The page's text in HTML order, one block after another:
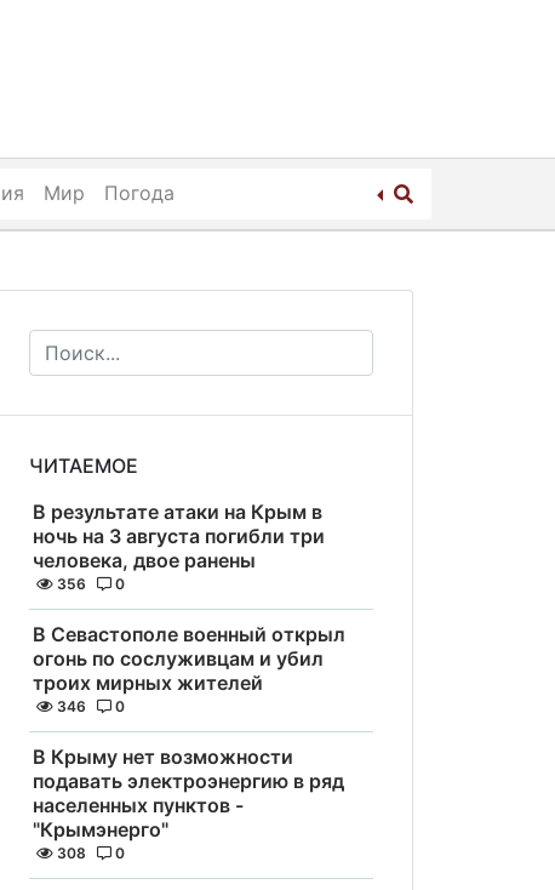
Мир Погода
ЧИТАЕМОЕ
В результате атаки на Крым в
ночь на 3 августа погибли три
человека, двое ранены
356 0
В Севастополе военный открыл
огонь по сослуживцам и убил
троих мирных жителей
346 0
В Крыму нет возможности
подавать электроэнергию в ряд
населенных пунктов -
"Крымэнерго"
308 0